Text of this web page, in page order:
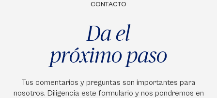
CONTACTO
Da el
próximo paso
Tus comentarios y preguntas son importantes para
nosotros. Diligencia este formulario y nos pondremos en